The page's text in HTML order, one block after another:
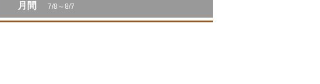
月間 7/8～8/7